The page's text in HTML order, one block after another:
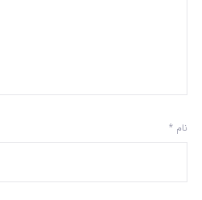
نام *